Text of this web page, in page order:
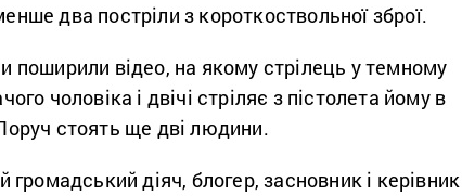
два постріли з короткоствольної зброї.
поширили відео, на якому стрілець у темному
чоловіка і двічі стріляє з пістолета йому в
стоять ще дві людини.
громадський діяч, блогер, засновник і керівник